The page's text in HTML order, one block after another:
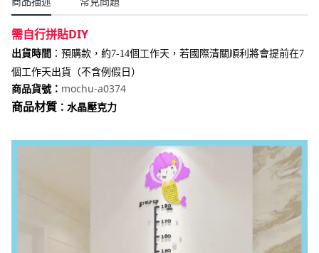
需自行拼貼DIY
出貨時間 ： 預購款，約7-14個工作天，若國際清關順利將會提前在7
個工作天出貨（不含例假日）
商品貨號： mochu-a0374
商品材質 ：水晶壓克力